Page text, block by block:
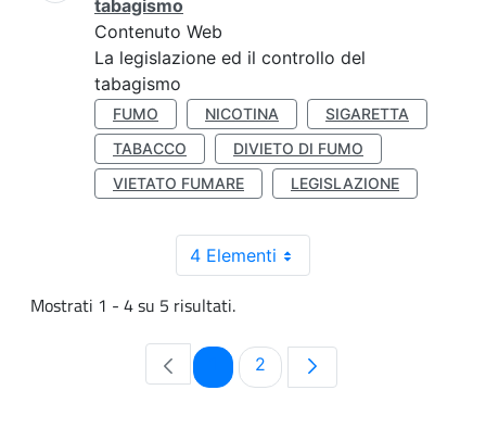
tabagismo
Contenuto Web
La legislazione ed il controllo del
tabagismo
FUMO NICOTINA
SIGARETTA
TABACCO
DIVIETO DI FUMO
VIETATO FUMARE
LEGISLAZIONE
4 Elementi
Mostrati 1 - 4 su 5 risultati.
PaginaPagina
2